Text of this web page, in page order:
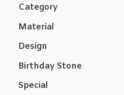
Category
Material
Design
Birthday Stone
Special